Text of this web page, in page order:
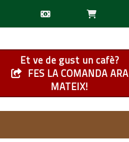
Et ve de gust un cafè?
FES LA COMANDA ARA
MATEIX!